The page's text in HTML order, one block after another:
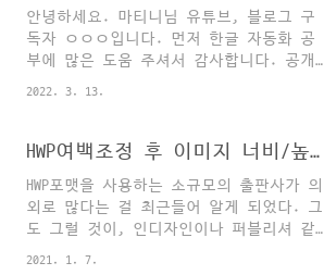
안녕하세요. 마티니님 유튜브, 블로그 구
독자 ㅇㅇㅇ입니다. 먼저 한글 자동화 공
부에 많은 도움 주셔서 감사합니다. 공개
을 블록으로 선택하여 지정된 블록영역만
서 SetPos로 블록 시작위치를 지정하고 특
정 위치의 블록 끝 위치를 지정한 후 블록
으로 지정된 영역만 새로운 파일로 저장했
으면 합니다. 도움 주시면 감사하겠습니
2022. 3. 13.
HWP여백조정 후 이미지 너비/높이를 폭에 맞게 일괄조정하는 방법
HWP포맷을 사용하는 소규모의 출판사가 의
외로 많다는 걸 최근들어 알게 되었다. 그
도 그럴 것이, 인디자인이나 퍼블리셔 같
2021. 1. 7.